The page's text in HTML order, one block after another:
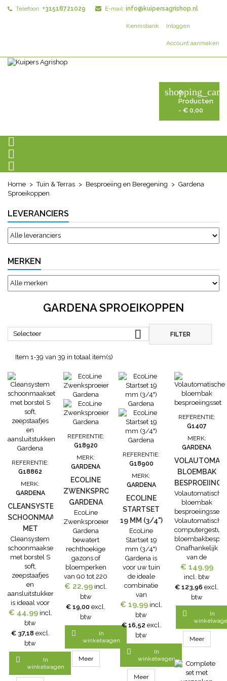
Telefoon: +31518721029 E-mail: info@kuipersagrishop.nl
Inloggen
Account aanmaken
Kennisbank
shopping_cart
0
Producten
- € 0,00



Home Tuin & Terras Besproeiing en Beregening
Gardena
Sproeikoppen
LEVERANCIERS
MERKEN
GARDENA SPROEIKOPPEN
Selecteer  FILTER
Item 1-39 van 39 in totaal item(s)
REFERENTIE:
G18862
MERK:
GARDENA
CLEANSYSTEM
SCHOONMAAKSET
MET
BORSTEL S
SOFT,
ZEEPSTAAFJES
EN
AANSLUITSTUKKEN
GARDENA
Cleansystem
schoonmaakset
met borstel S
soft,
zeepstaafjes
en
aansluitstukken
is ideaal voor
het
nauwkeurig
en effectief
reinigen zelfs
op moeilijk
bereikbare
plaatsen. De
basisuitrusting
€ 44,99 incl.
btw
€ 37,18 excl.
btw

In
winkelwagen
REFERENTIE:
G18920
MERK:
GARDENA
ECOLINE
ZWENKSPROEIER
GARDENA
EcoLine
Zwenksproeier
Gardena
bewatert
rechthoekige
gazons of
bloemperken
van 90 tot 220
m²
nauwkeurig
en gelijkmatig,
zonder dat er
plassen
ontstaan. De
Ecoline
zwenksproeier,
ontworpen
met kunststof
vervaardigd
€ 22,99 incl.
btw
€ 19,00 excl.
btw

In
winkelwagen
Meer
REFERENTIE:
G18900
MERK:
GARDENA
ECOLINE
STARTSET
19 MM (3/4")
GARDENA
EcoLine
Startset 19
mm (3/4")
Gardena is
voor uw tuin
de ideale
combinatie
van
duurzaamheid
en
functionaliteit.
Deze starterset
met
reinigingssproeier,
kraanstuk,
adapter,
slangstuk en
€ 19,99 incl.
btw
€ 16,52 excl.
btw

In
winkelwagen
Meer
REFERENTIE:
G1407
MERK:
GARDENA
BLOEMBAK
Volautomatische
bloembak
besproeiingsset
Volautomatische,
Onafhankelijk
van de
waterkraan.Voor
max. 5 – 6 m
bloembakken.Uit
te breiden en
met Micro-
Drip-System
accessoires
voor max. 10
bloembakken,
voor
elektronische
€ 149,99
incl. btw
€ 123,96 excl.
btw

In
Meer